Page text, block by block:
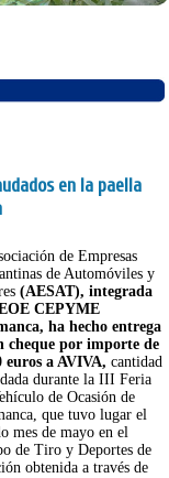
en la paella
de Empresas
de Automóviles y
(AESAT), integrada
CEPYME
ha hecho entrega
cheque por importe de
euros a AVIVA, cantidad
durante la III Feria
de Ocasión de
que tuvo lugar el
mes de mayo en el
de Tiro y Deportes de
obtenida a través de